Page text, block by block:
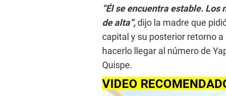
“Él se encuentra estable.
de alta”,dijo la madre que
capital y su posterior retorno
hacerlo llegar al número de
Quispe.
VIDEO